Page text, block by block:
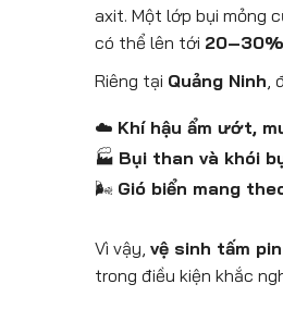
axit. Một lớp bụi mỏng
có thể lên tới
Riêng tại Quảng Ninh
☁️ Khí hậu ẩm ướt,
🏭 Bụi than và khói
🌬️ Gió biển mang
Vì vậy, vệ sinh tấm
trong điều kiện khắc